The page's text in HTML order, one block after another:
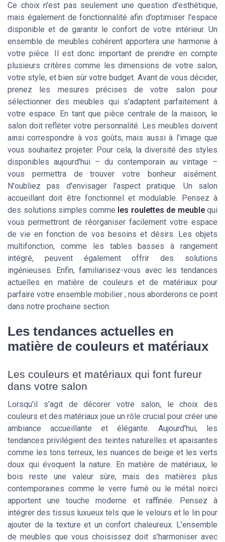
Ce choix n'est pas seulement une question d'esthétique,
mais également de fonctionnalité afin d’optimiser l'espace
disponible et de garantir le confort de votre intérieur. Un
ensemble de meubles cohérent apportera une harmonie à
votre pièce. Il est donc important de prendre en compte
plusieurs critères comme les dimensions de votre salon,
votre style, et bien sûr votre budget. Avant de vous décider,
prenez les mesures précises de votre salon pour
sélectionner des meubles qui s'adaptent parfaitement à
votre espace. En tant que pièce centrale de la maison, le
salon doit refléter votre personnalité. Les meubles doivent
ainsi correspondre à vos goûts, mais aussi à l'image que
vous souhaitez projeter. Pour cela, la diversité des styles
disponibles aujourd'hui – du contemporain au vintage –
vous permettra de trouver votre bonheur aisément.
N'oubliez pas d'envisager l'aspect pratique. Un salon
accueillant doit être fonctionnel et modulable. Pensez à
des solutions simples comme les roulettes de meublequi
vous permettront de réorganiser facilement votre espace
de vie en fonction de vos besoins et désirs. Les objets
multifonction, comme les tables basses à rangement
intégré, peuvent également offrir des solutions
ingénieuses. Enfin, familiarisez-vous avec les tendances
actuelles en matière de couleurs et de matériaux pour
parfaire votre ensemble mobilier ; nous aborderons ce point
dans notre prochaine section.
Les tendances actuelles en
matière de couleurs et matériaux
Les couleurs et matériaux qui font fureur
dans votre salon
Lorsqu'il s'agit de décorer votre salon, le choix des
couleurs et des matériaux joue un rôle crucial pour créer une
ambiance accueillante et élégante. Aujourd'hui, les
tendances privilégient des teintes naturelles et apaisantes
comme les tons terreux, les nuances de beige et les verts
doux qui évoquent la nature. En matière de matériaux, le
bois reste une valeur sûre, mais des matières plus
contemporaines comme le verre fumé ou le métal noirci
apportent une touche moderne et raffinée. Pensez à
intégrer des tissus luxueux tels que le velours et le lin pour
ajouter de la texture et un confort chaleureux. L’ensemble
de meubles que vous choisissez doit s'harmoniser avec